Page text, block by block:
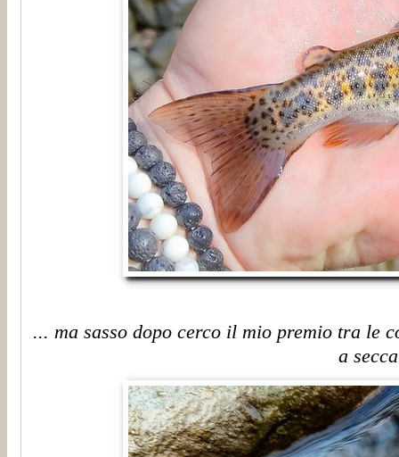
... ma sasso dopo cerco il mio premio tra le
a